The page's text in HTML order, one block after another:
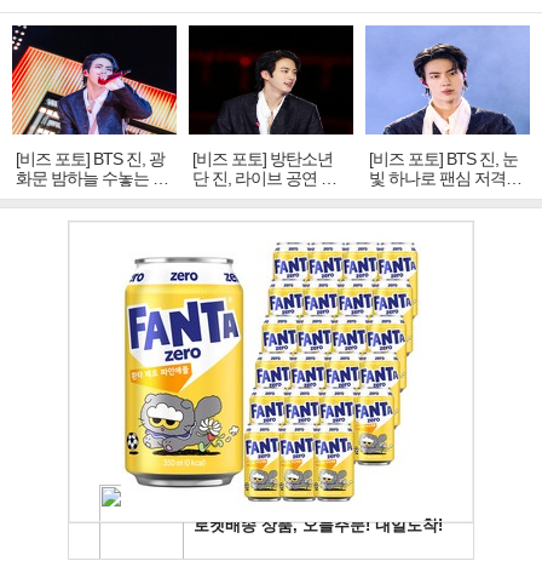
[비즈 포토] BTS 진, 광
화문 밤하늘 수놓는 '비
주얼 킹'의 열창
[비즈 포토] 방탄소년
단 진, 라이브 공연 중
빛나는 독보적 아우라
[비즈 포토] BTS 진, 눈
빛 하나로 팬심 저격…
독보적 카리스마